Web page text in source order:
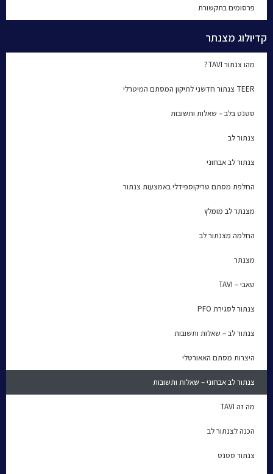
פרסומים בתקשורת
קדיולוג מצנתר
מהו צנתור TAVI?
TEER צנתור חדשני לתיקון המסתם המיטרלי
סטנט בלב – שאלות ותשובות
צנתור לב
צנתור לב אבחוני
החלפת מסתם טריקוספידלי באמצעות צנתור
מצנתר לב מומלץ
החלמה מצנתור לב
מצנתר
טאבי – TAVI
צנתור לסגירת PFO
צנתור לב – שאלות ותשובות
היצרות מסתם האאורטלי
צנתור לב אבחוני – שאלות ותשובות
מה זה TAVI
הכנה לצנתור לב
צנתור סטנט